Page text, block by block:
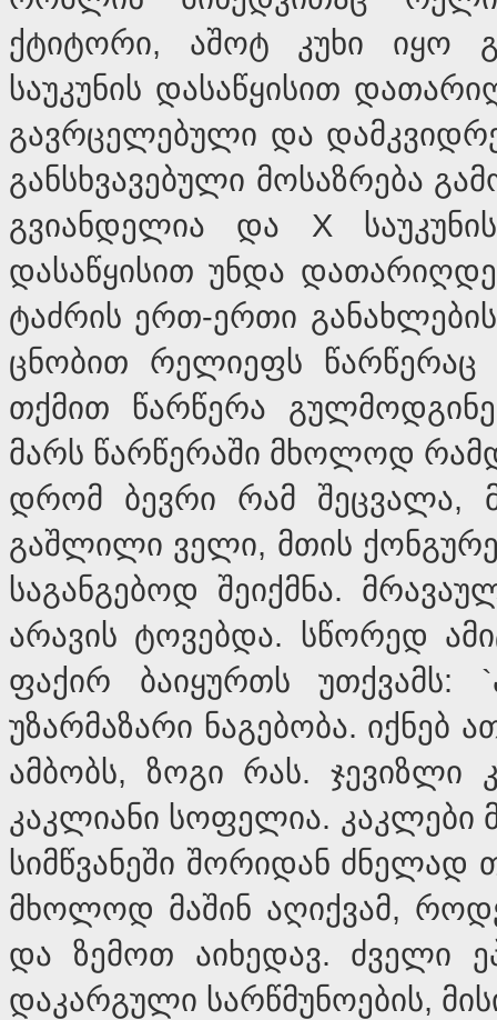
ქტიტორი, აშოტ კუხი იყო
საუკუნის დასაწყისით
გავრცელებული და
განსხვავებული მოსაზრება
გვიანდელია და X
დასაწყისით უნდა
ტაძრის ერთ-ერთი
ცნობით რელიეფს წარწერაც
თქმით წარწერა
მარს წარწერაში მხოლოდ
დრომ ბევრი რამ შეცვალა,
გაშლილი ველი, მთის
საგანგებოდ შეიქმნა.
არავის ტოვებდა. სწორედ
ფაქირ ბაიყურთს უთქვამს:
უზარმაზარი ნაგებობა. იქნებ
ამბობს, ზოგი რას. ჯევიზლი
კაკლიანი სოფელია. კაკლები
სიმწვანეში შორიდან ძნელად
მხოლოდ მაშინ აღიქვამ,
და ზემოთ აიხედავ. ძველი
დაკარგული სარწმუნოების,